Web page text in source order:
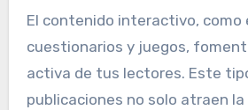
El contenido interactivo, como
cuestionarios y juegos,
activa de tus lectores. Este
publicaciones no solo atraen